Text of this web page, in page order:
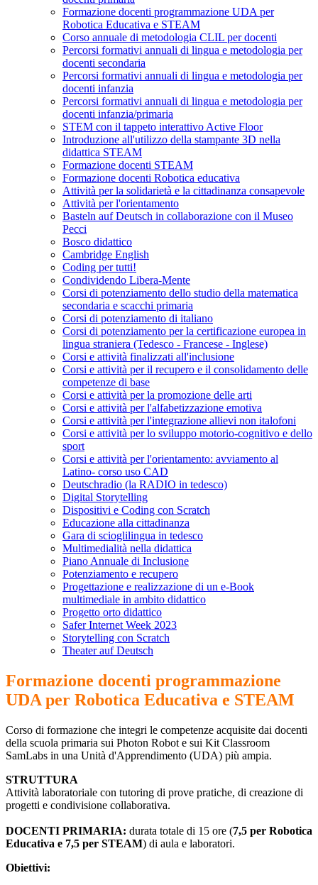
Formazione docenti programmazione UDA per
Robotica Educativa e STEAM
Corso annuale di metodologia CLIL per docenti
Percorsi formativi annuali di lingua e metodologia per
docenti secondaria
Percorsi formativi annuali di lingua e metodologia per
docenti infanzia
Percorsi formativi annuali di lingua e metodologia per
docenti infanzia/primaria
STEM con il tappeto interattivo Active Floor
Introduzione all'utilizzo della stampante 3D nella
didattica STEAM
Formazione docenti STEAM
Formazione docenti Robotica educativa
Attività per la solidarietà e la cittadinanza consapevole
Attività per l'orientamento
Basteln auf Deutsch in collaborazione con il Museo
Pecci
Bosco didattico
Cambridge English
Coding per tutti!
Condividendo Libera-Mente
Corsi di potenziamento dello studio della matematica
secondaria e scacchi primaria
Corsi di potenziamento di italiano
Corsi di potenziamento per la certificazione europea in
lingua straniera (Tedesco - Francese - Inglese)
Corsi e attività finalizzati all'inclusione
Corsi e attività per il recupero e il consolidamento delle
competenze di base
Corsi e attività per la promozione delle arti
Corsi e attività per l'alfabetizzazione emotiva
Corsi e attività per l'integrazione allievi non italofoni
Corsi e attività per lo sviluppo motorio-cognitivo e dello
sport
Corsi e attività per l'orientamento: avviamento al
Latino- corso uso CAD
Deutschradio (la RADIO in tedesco)
Digital Storytelling
Dispositivi e Coding con Scratch
Educazione alla cittadinanza
Gara di scioglilingua in tedesco
Multimedialità nella didattica
Piano Annuale di Inclusione
Potenziamento e recupero
Progettazione e realizzazione di un e-Book
multimediale in ambito didattico
Progetto orto didattico
Safer Internet Week 2023
Storytelling con Scratch
Theater auf Deutsch
Formazione docenti programmazione
UDA per Robotica Educativa e STEAM
Corso di formazione che integri le competenze acquisite dai docenti
della scuola primaria sui Photon Robot e sui Kit Classroom
SamLabs in una Unità d'Apprendimento (UDA) più ampia.
STRUTTURA
Attività laboratoriale con tutoring di prove pratiche, di creazione di
progetti e condivisione collaborativa.
DOCENTI PRIMARIA: durata totale di 15 ore (7,5 per Robotica
Educativa e 7,5 per STEAM) di aula e laboratori.
Obiettivi: